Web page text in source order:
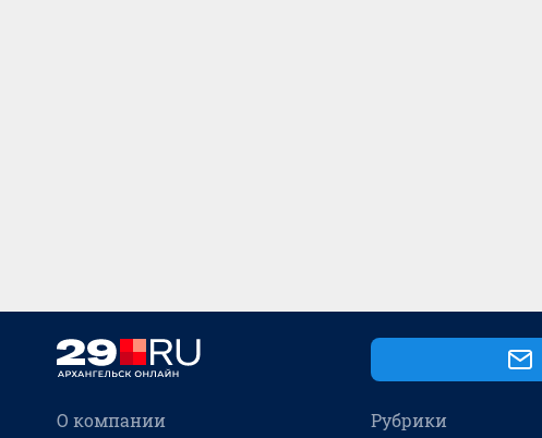
О компании Рубрики